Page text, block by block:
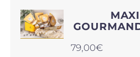
79,00€